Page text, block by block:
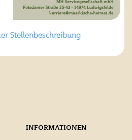
Stellenbeschreibung
INFORMATIONEN